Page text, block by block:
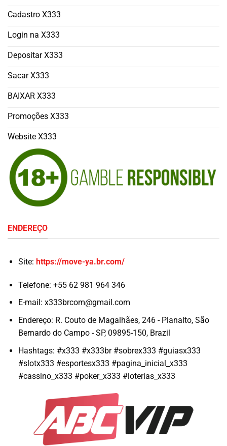
Cadastro X333
Login na X333
Depositar X333
Sacar X333
BAIXAR X333
Promoções X333
Website X333
ENDEREÇO
Site: https://move-ya.br.com/
Telefone: +55 62 981 964 346
E-mail: x333brcom@gmail.com
Endereço: R. Couto de Magalhães, 246 - Planalto, São
Bernardo do Campo - SP, 09895-150, Brazil
Hashtags: #x333 #x333br #sobrex333 #guiasx333
#slotx333 #esportesx333 #pagina_inicial_x333
#cassino_x333 #poker_x333 #loterias_x333